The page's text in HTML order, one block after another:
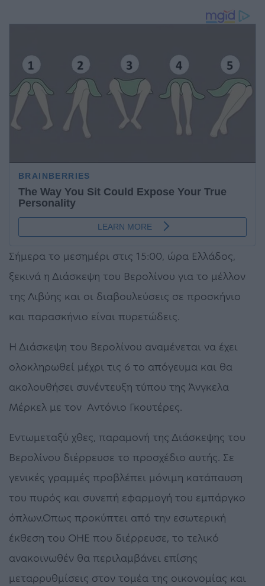
Σήμερα το μεσημέρι στις 15:00, ώρα Ελλάδος,
ξεκινά η Διάσκεψη του Βερολίνου για το μέλλον
της Λιβύης και οι διαβουλεύσεις σε προσκήνιο
και παρασκήνιο είναι πυρετώδεις.
Η Διάσκεψη του Βερολίνου αναμένεται να έχει
ολοκληρωθεί μέχρι τις 6 το απόγευμα και θα
ακολουθήσει συνέντευξη τύπου της Άνγκελα
Μέρκελ με τον Αντόνιο Γκουτέρες.
Εντωμεταξύ χθες, παραμονή της Διάσκεψης του
Βερολίνου διέρρευσε το προσχέδιο αυτής. Σε
γενικές γραμμές προβλέπει μόνιμη κατάπαυση
του πυρός και συνεπή εφαρμογή του εμπάργκο
όπλων.Οπως προκύπτει από την εσωτερική
έκθεση του ΟΗΕ που διέρρευσε, το τελικό
ανακοινωθέν θα περιλαμβάνει επίσης
μεταρρυθμίσεις στον τομέα της οικονομίας και